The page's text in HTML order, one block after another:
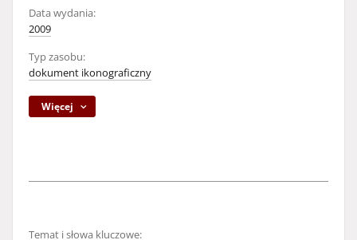
Data wydania:
2009
Typ zasobu:
dokument ikonograficzny
Więcej
Temat i słowa kluczowe: